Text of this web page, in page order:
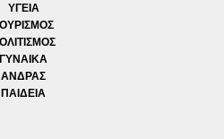
ΥΓΕΙΑ
ΓΥΝΑΙΚΑ
ΑΝΔΡΑΣ
ΠΑΙΔΕΙΑ